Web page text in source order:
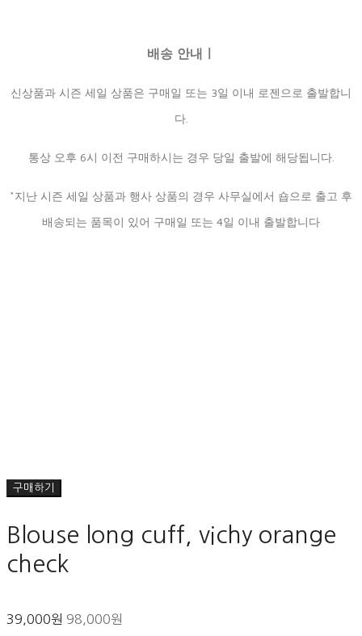
배송 안내ㅣ
신상품과 시즌 세일 상품은 구매일 또는 3일 이내 로젠으로 출발합니
다.
통상 오후 6시 이전 구매하시는 경우 당일 출발에 해당됩니다.
*지난 시즌 세일 상품과 행사 상품의 경우 사무실에서 숍으로 출고 후
배송되는 품목이 있어 구매일 또는 4일 이내 출발합니다
구매하기
Blouse long cuff, vichy orange
check
39,000원 98,000원